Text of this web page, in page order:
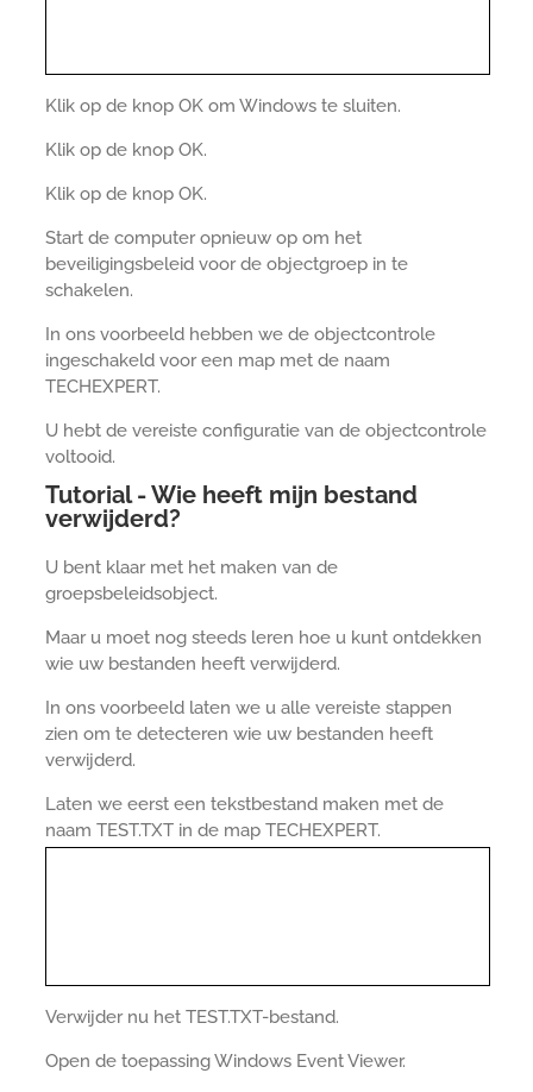
Klik op de knop OK om Windows te sluiten.
Klik op de knop OK.
Klik op de knop OK.
Start de computer opnieuw op om het
beveiligingsbeleid voor de objectgroep in te
schakelen.
In ons voorbeeld hebben we de objectcontrole
ingeschakeld voor een map met de naam
TECHEXPERT.
U hebt de vereiste configuratie van de objectcontrole
voltooid.
Tutorial - Wie heeft mijn bestand
verwijderd?
U bent klaar met het maken van de
groepsbeleidsobject.
Maar u moet nog steeds leren hoe u kunt ontdekken
wie uw bestanden heeft verwijderd.
In ons voorbeeld laten we u alle vereiste stappen
zien om te detecteren wie uw bestanden heeft
verwijderd.
Laten we eerst een tekstbestand maken met de
naam TEST.TXT in de map TECHEXPERT.
Verwijder nu het TEST.TXT-bestand.
Open de toepassing Windows Event Viewer.